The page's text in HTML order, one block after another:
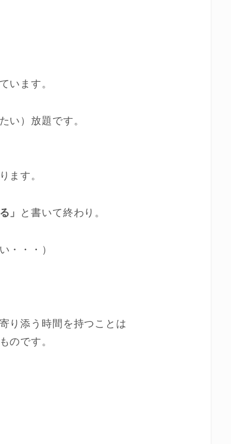
います。
い）放題です。
ます。
」 と書いて終わり。
・・・）
り添う時間を持つことは
のです。